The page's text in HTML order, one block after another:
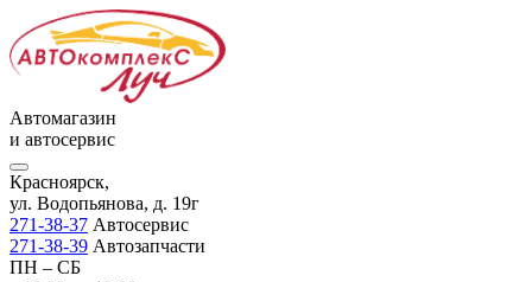
Автомагазин
и автосервис
Красноярск,
ул. Водопьянова, д. 19г
271-38-37 Автосервис
271-38-39 Автозапчасти
ПН – СБ